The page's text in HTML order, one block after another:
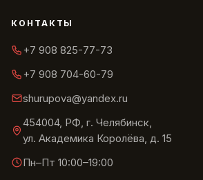
КОНТАКТЫ
+7 908 825-77-73
+7 908 704-60-79
shurupova@yandex.ru
454004, РФ, г. Челябинск,
ул. Академика Королёва, д. 15
Пн–Пт 10:00–19:00